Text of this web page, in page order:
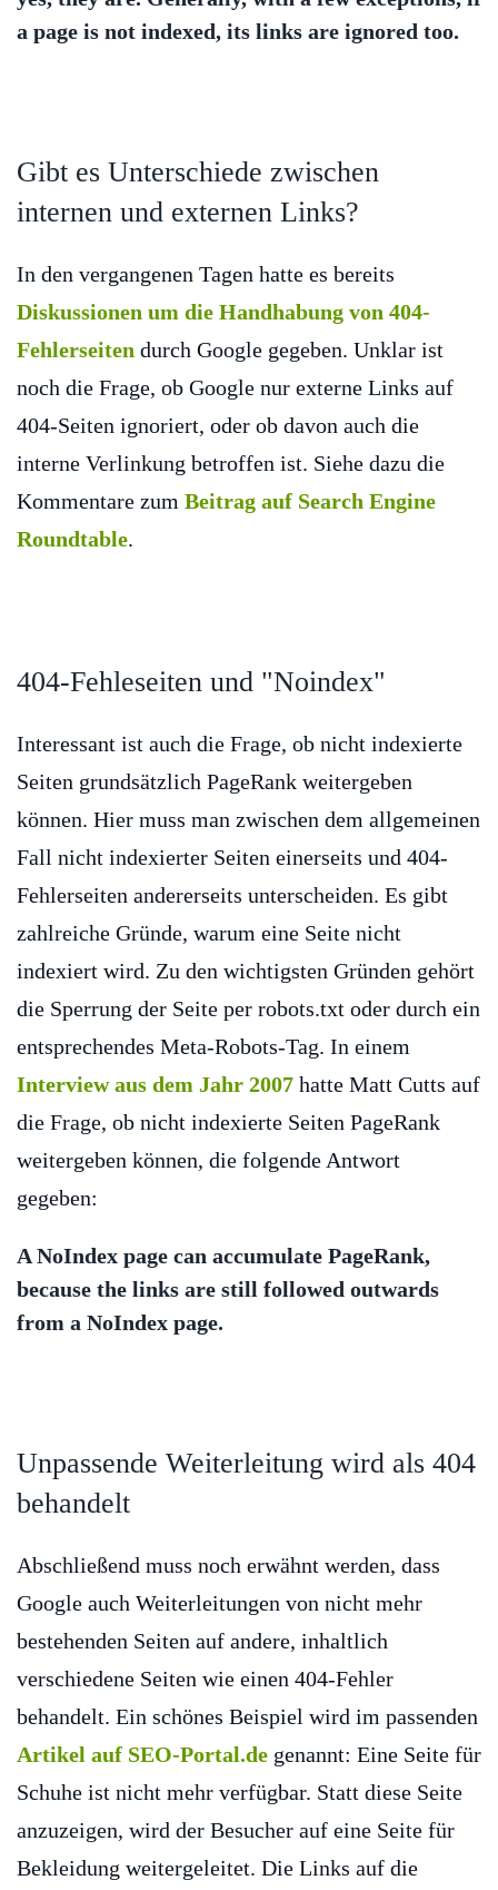
a page is not indexed, its links are ignored too.
Gibt es Unterschiede zwischen
internen und externen Links?
In den vergangenen Tagen hatte es bereits
Diskussionen um die Handhabung von 404-
Fehlerseiten durch Google gegeben. Unklar ist
noch die Frage, ob Google nur externe Links auf
404-Seiten ignoriert, oder ob davon auch die
interne Verlinkung betroffen ist. Siehe dazu die
Kommentare zum Beitrag auf Search Engine
Roundtable.
404-Fehleseiten und "Noindex"
Interessant ist auch die Frage, ob nicht indexierte
Seiten grundsätzlich PageRank weitergeben
können. Hier muss man zwischen dem allgemeinen
Fall nicht indexierter Seiten einerseits und 404-
Fehlerseiten andererseits unterscheiden. Es gibt
zahlreiche Gründe, warum eine Seite nicht
indexiert wird. Zu den wichtigsten Gründen gehört
die Sperrung der Seite per robots.txt oder durch ein
entsprechendes Meta-Robots-Tag. In einem
Interview aus dem Jahr 2007 hatte Matt Cutts auf
die Frage, ob nicht indexierte Seiten PageRank
weitergeben können, die folgende Antwort
gegeben:
A NoIndex page can accumulate PageRank,
because the links are still followed outwards
from a NoIndex page.
Unpassende Weiterleitung wird als 404
behandelt
Abschließend muss noch erwähnt werden, dass
Google auch Weiterleitungen von nicht mehr
bestehenden Seiten auf andere, inhaltlich
verschiedene Seiten wie einen 404-Fehler
behandelt. Ein schönes Beispiel wird im passenden
Artikel auf SEO-Portal.de genannt: Eine Seite für
Schuhe ist nicht mehr verfügbar. Statt diese Seite
anzuzeigen, wird der Besucher auf eine Seite für
Bekleidung weitergeleitet. Die Links auf die